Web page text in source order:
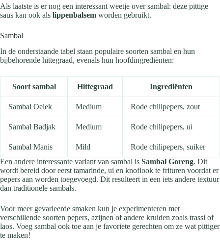
Als laatste is er nog een interessant weetje over sambal: deze pittige
saus kan ook als lippenbalsem worden gebruikt.
Sambal
In de onderstaande tabel staan populaire soorten sambal en hun
bijbehorende hittegraad, evenals hun hoofdingrediënten:
Soort sambal Hittegraad Ingrediënten
Sambal Oelek Medium Rode chilipepers, zout
Sambal Badjak Medium Rode chilipepers, ui
Sambal Manis Mild
Rode chilipepers, suiker
Een andere interessante variant van sambal is Sambal Goreng. Dit
wordt bereid door eerst tamarinde, ui en knoflook te frituren voordat er
pepers aan worden toegevoegd. Dit resulteert in een iets andere textuur
dan traditionele sambals.
Voor meer gevarieerde smaken kun je experimenteren met
verschillende soorten pepers, azijnen of andere kruiden zoals trassi of
laos. Voeg sambal ook toe aan je favoriete gerechten om ze wat pittiger
te maken!